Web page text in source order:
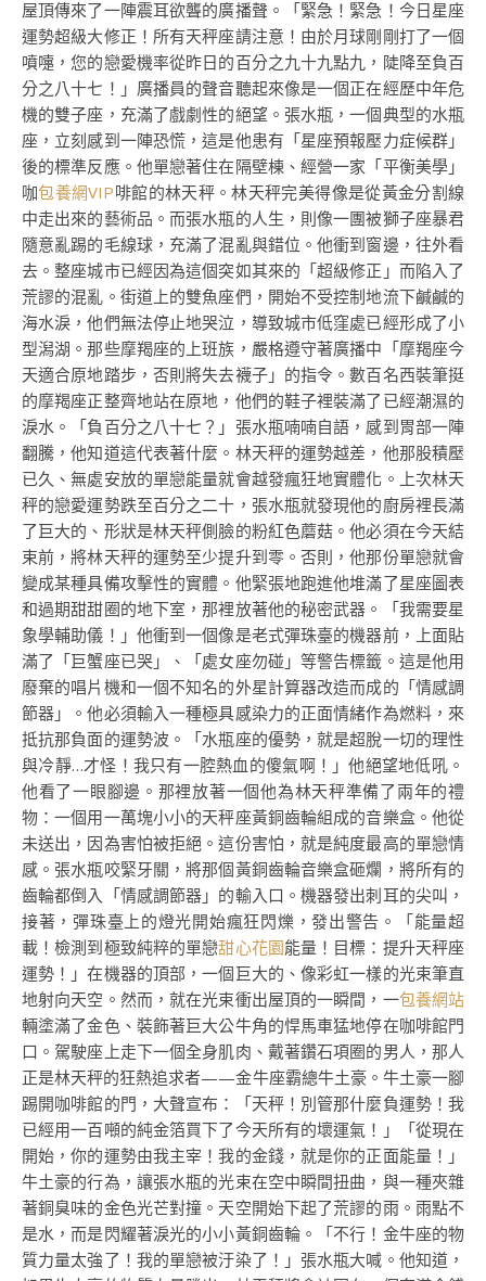
屋頂傳來了一陣震耳欲聾的廣播聲。「緊急！緊急！今日星座
運勢超級大修正！所有天秤座請注意！由於月球剛剛打了一個
噴嚏，您的戀愛機率從昨日的百分之九十九點九，陡降至負百
分之八十七！」廣播員的聲音聽起來像是一個正在經歷中年危
機的雙子座，充滿了戲劇性的絕望。張水瓶，一個典型的水瓶
座，立刻感到一陣恐慌，這是他患有「星座預報壓力症候群」
後的標準反應。他單戀著住在隔壁棟、經營一家「平衡美學」
咖包養網VIP啡館的林天秤。林天秤完美得像是從黃金分割線
中走出來的藝術品。而張水瓶的人生，則像一團被獅子座暴君
隨意亂踢的毛線球，充滿了混亂與錯位。他衝到窗邊，往外看
去。整座城市已經因為這個突如其來的「超級修正」而陷入了
荒謬的混亂。街道上的雙魚座們，開始不受控制地流下鹹鹹的
海水淚，他們無法停止地哭泣，導致城市低窪處已經形成了小
型潟湖。那些摩羯座的上班族，嚴格遵守著廣播中「摩羯座今
天適合原地踏步，否則將失去襪子」的指令。數百名西裝筆挺
的摩羯座正整齊地站在原地，他們的鞋子裡裝滿了已經潮濕的
淚水。「負百分之八十七？」張水瓶喃喃自語，感到胃部一陣
翻騰，他知道這代表著什麼。林天秤的運勢越差，他那股積壓
已久、無處安放的單戀能量就會越發瘋狂地實體化。上次林天
秤的戀愛運勢跌至百分之二十，張水瓶就發現他的廚房裡長滿
了巨大的、形狀是林天秤側臉的粉紅色蘑菇。他必須在今天結
束前，將林天秤的運勢至少提升到零。否則，他那份單戀就會
變成某種具備攻擊性的實體。他緊張地跑進他堆滿了星座圖表
和過期甜甜圈的地下室，那裡放著他的秘密武器。「我需要星
象學輔助儀！」他衝到一個像是老式彈珠臺的機器前，上面貼
滿了「巨蟹座已哭」、「處女座勿碰」等警告標籤。這是他用
廢棄的唱片機和一個不知名的外星計算器改造而成的「情感調
節器」。他必須輸入一種極具感染力的正面情緒作為燃料，來
抵抗那負面的運勢波。「水瓶座的優勢，就是超脫一切的理性
與冷靜…才怪！我只有一腔熱血的傻氣啊！」他絕望地低吼。
他看了一眼腳邊。那裡放著一個他為林天秤準備了兩年的禮
物：一個用一萬塊小小的天秤座黃銅齒輪組成的音樂盒。他從
未送出，因為害怕被拒絕。這份害怕，就是純度最高的單戀情
感。張水瓶咬緊牙關，將那個黃銅齒輪音樂盒砸爛，將所有的
齒輪都倒入「情感調節器」的輸入口。機器發出刺耳的尖叫，
接著，彈珠臺上的燈光開始瘋狂閃爍，發出警告。「能量超
載！檢測到極致純粹的單戀甜心花園能量！目標：提升天秤座
運勢！」在機器的頂部，一個巨大的、像彩虹一樣的光束筆直
地射向天空。然而，就在光束衝出屋頂的一瞬間，一包養網站
輛塗滿了金色、裝飾著巨大公牛角的悍馬車猛地停在咖啡館門
口。駕駛座上走下一個全身肌肉、戴著鑽石項圈的男人，那人
正是林天秤的狂熱追求者——金牛座霸總牛土豪。牛土豪一腳
踢開咖啡館的門，大聲宣布：「天秤！別管那什麼負運勢！我
已經用一百噸的純金箔買下了今天所有的壞運氣！」「從現在
開始，你的運勢由我主宰！我的金錢，就是你的正面能量！」
牛土豪的行為，讓張水瓶的光束在空中瞬間扭曲，與一種夾雜
著銅臭味的金色光芒對撞。天空開始下起了荒謬的雨。雨點不
是水，而是閃耀著淚光的小小黃銅齒輪。「不行！金牛座的物
質力量太強了！我的單戀被汙染了！」張水瓶大喊。他知道，